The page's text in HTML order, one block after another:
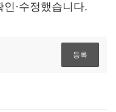
·수정했습니다.